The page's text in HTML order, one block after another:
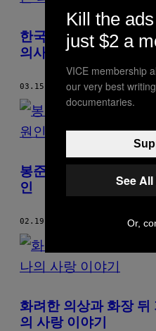
한국의 코로나19 최전
의사
03.15.20 BY JUNHYUP KWON
봉준호 감독이 분석한
인
02.19.20 JUNHYUP KWON
화려한 의상과 화장
의 사랑 이야기
Kill the
just $2 a
VICE membership
our very best
documentaries.
See
Or,